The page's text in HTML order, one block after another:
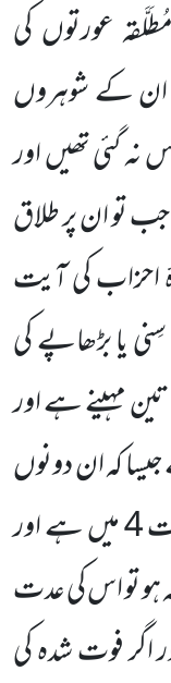
عورتوں کی
ان کے شوہروں
گئی تھیں اور
تو ان پر طلاق
احزاب کی آیت
یا بڑھاپے کی
مہینے ہے اور
کہ ان دونوں
کی عدتوں کا بیان سورہ طلاق کی آیت 4 میں ہے اور
ہو تو اس کی عدت
اگر فوت شدہ کی